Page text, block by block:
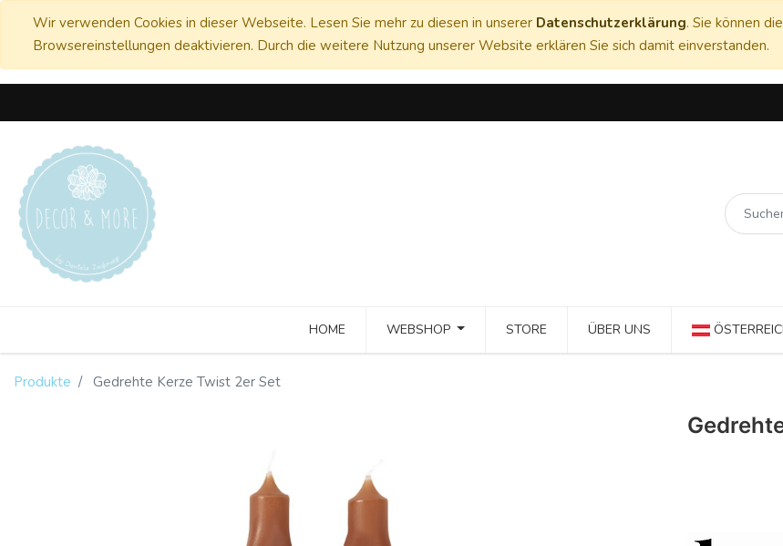
Wir verwenden Cookies in dieser Webseite. Lesen Sie mehr zu diesen in unserer Datenschutzerklärung. Sie können
Browsereinstellungen deaktivieren. Durch die weitere Nutzung unserer Website erklären Sie sich damit einverstanden.
HOME WEBSHOP STORE ÜBER UNS
Produkte Gedrehte Kerze Twist 2er Set